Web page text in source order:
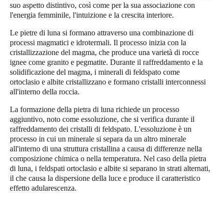
suo aspetto distintivo, così come per la sua associazione con
l'energia femminile, l'intuizione e la crescita interiore.
Le pietre di luna si formano attraverso una combinazione di
processi magmatici e idrotermali. Il processo inizia con la
cristallizzazione del magma, che produce una varietà di rocce
ignee come granito e pegmatite. Durante il raffreddamento e la
solidificazione del magma, i minerali di feldspato come
ortoclasio e albite cristallizzano e formano cristalli interconnessi
all'interno della roccia.
La formazione della pietra di luna richiede un processo
aggiuntivo, noto come essoluzione, che si verifica durante il
raffreddamento dei cristalli di feldspato. L'essoluzione è un
processo in cui un minerale si separa da un altro minerale
all'interno di una struttura cristallina a causa di differenze nella
composizione chimica o nella temperatura. Nel caso della pietra
di luna, i feldspati ortoclasio e albite si separano in strati alternati,
il che causa la dispersione della luce e produce il caratteristico
effetto adularescenza.